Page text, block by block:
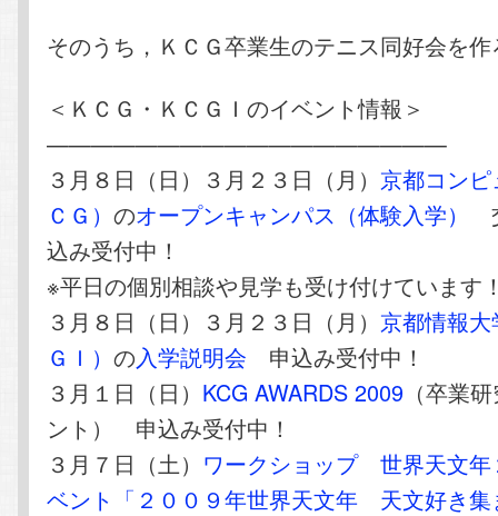
そのうち，ＫＣＧ卒業生のテニス同好会を
＜ＫＣＧ・ＫＣＧＩのイベント情報＞
——————————————————
３月８日（日）３月２３日（月） 京都コン
ＣＧ）のオープンキャンパス（体験入学）
込み受付中！
※平日の個別相談や見学も受け付けています
３月８日（日）３月２３日（月） 京都情報
ＧＩ）の入学説明会 申込み受付中！
３月１日（日） KCG AWARDS 2009 （卒業
ント） 申込み受付中！
３月７日（土） ワークショップ 世界天文年
ベント「２００９年世界天文年 天文好き